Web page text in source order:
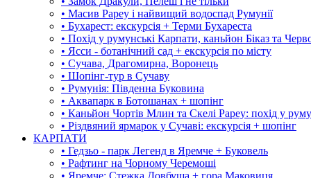
• Масив Рареу і найвищий водоспад Румунії
• Бухарест: екскурсія + Терми Бухареста
• Похід у румунські Карпати, каньйон Біказ та
• Ясси - ботанічний сад + екскурсія по місту
• Сучава, Драгомирна, Воронець
• Шопінг-тур в Сучаву
• Румунія: Південна Буковина
• Аквапарк в Ботошанах + шопінг
• Каньйон Чортів Млин та Скелі Рареу: похід у
• Різдвяний ярмарок у Сучаві: екскурсія + шопінг
КАРПАТИ
• Гедзьо - парк Легенд в Яремче + Буковель
• Рафтинг на Чорному Черемоші
• Яремче: Стежка Довбуша + гора Маковиця